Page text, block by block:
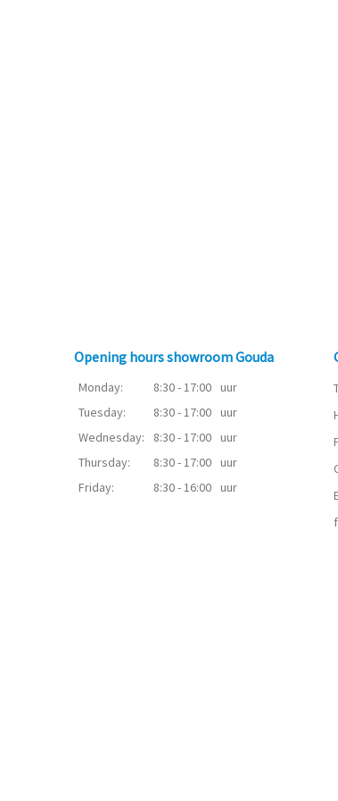
Opening hours showroom Gouda
Monday: 8:30 - 17:00 uur
Tuesday:
8:30 - 17:00 uur
Wednesday:
8:30 - 17:00 uur
Thursday:
8:30 - 17:00 uur
Friday:
8:30 - 16:00 uur